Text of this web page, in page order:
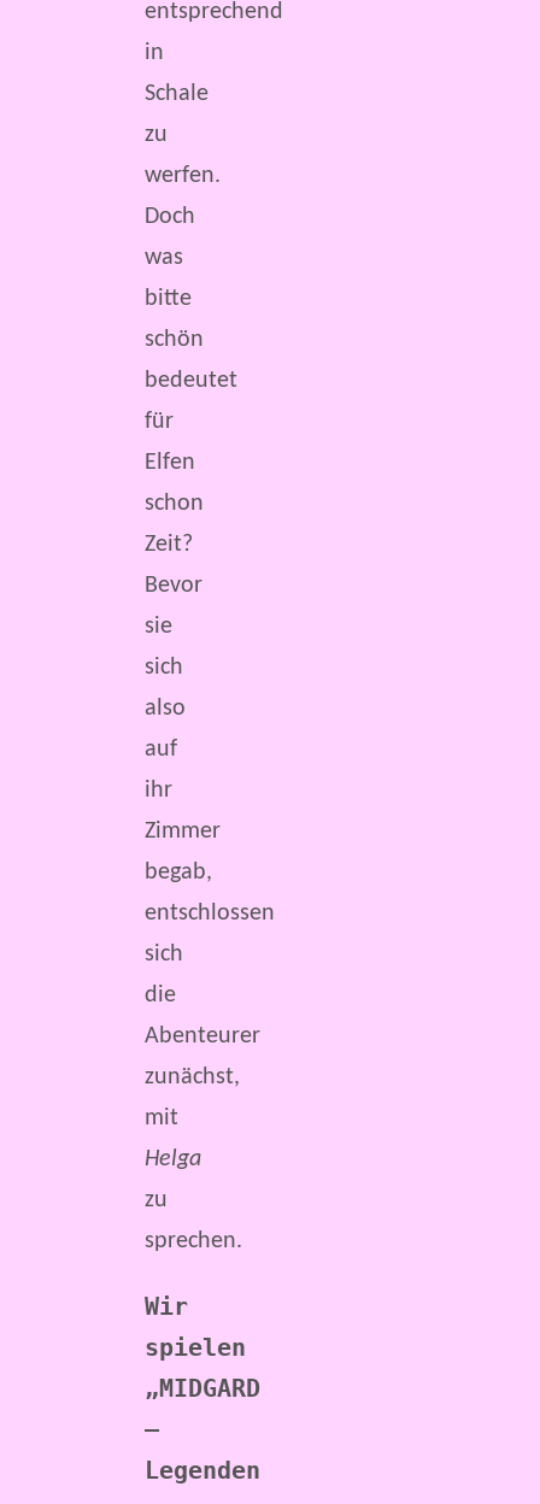
entsprechend
in
Schale
zu
werfen.
Doch
was
bitte
schön
bedeutet
für
Elfen
schon
Zeit?
Bevor
sie
sich
also
auf
ihr
Zimmer
begab,
entschlossen
sich
die
Abenteurer
zunächst,
mit
Helga
zu
sprechen.
Wir
spielen
„MIDGARD
–
Legenden